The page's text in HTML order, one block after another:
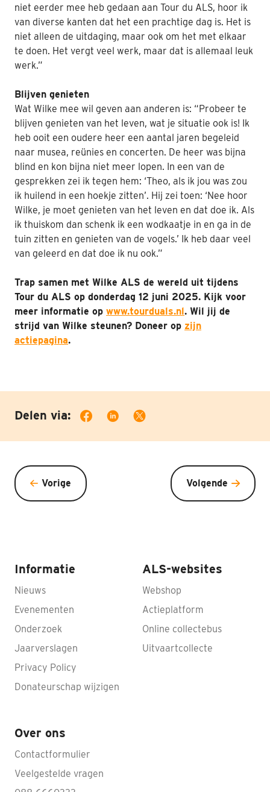
niet eerder mee heb gedaan aan Tour du ALS, hoor ik
van diverse kanten dat het een prachtige dag is. Het is
niet alleen de uitdaging, maar ook om het met elkaar
te doen. Het vergt veel werk, maar dat is allemaal leuk
werk.”
Blijven genieten
Wat Wilke mee wil geven aan anderen is: “Probeer te
blijven genieten van het leven, wat je situatie ook is! Ik
heb ooit een oudere heer een aantal jaren begeleid
naar musea, reünies en concerten. De heer was bijna
blind en kon bijna niet meer lopen. In een van de
gesprekken zei ik tegen hem: ‘Theo, als ik jou was zou
ik huilend in een hoekje zitten’. Hij zei toen: ‘Nee hoor
Wilke, je moet genieten van het leven en dat doe ik. Als
ik thuiskom dan schenk ik een wodkaatje in en ga in de
tuin zitten en genieten van de vogels.’ Ik heb daar veel
van geleerd en dat doe ik nu ook.”
Trap samen met Wilke ALS de wereld uit tijdens
Tour du ALS op donderdag 12 juni 2025. Kijk voor
meer informatie op www.tourduals.nl. Wil jij de
strijd van Wilke steunen? Doneer op zijn
actiepagina.
Delen via:
Vorige Volgende
Informatie
Nieuws
Evenementen
Onderzoek
Jaarverslagen
Privacy Policy
Donateurschap wijzigen
ALS-websites
Webshop
Actieplatform
Online collectebus
Uitvaartcollecte
Over ons
Contactformulier
Veelgestelde vragen